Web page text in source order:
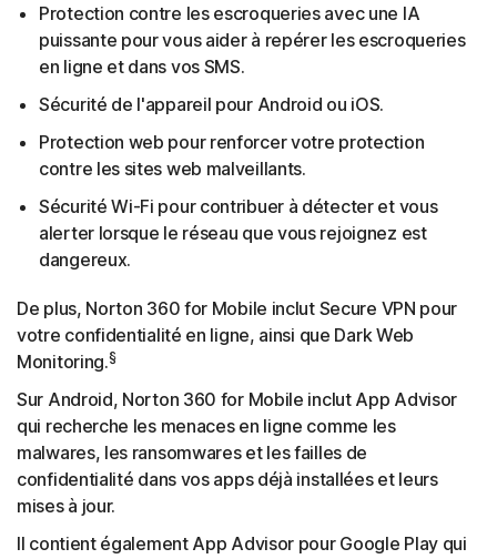
Protection contre les escroqueries avec une IA
puissante pour vous aider à repérer les escroqueries
en ligne et dans vos SMS.
Sécurité de l'appareil pour Android ou iOS.
Protection web pour renforcer votre protection
contre les sites web malveillants.
Sécurité Wi-Fi pour contribuer à détecter et vous
alerter lorsque le réseau que vous rejoignez est
dangereux.
De plus, Norton 360 for Mobile inclut Secure VPN pour
votre confidentialité en ligne, ainsi que Dark Web
Monitoring.§
Sur Android, Norton 360 for Mobile inclut App Advisor
qui recherche les menaces en ligne comme les
malwares, les ransomwares et les failles de
confidentialité dans vos apps déjà installées et leurs
mises à jour.
Il contient également App Advisor pour Google Play qui